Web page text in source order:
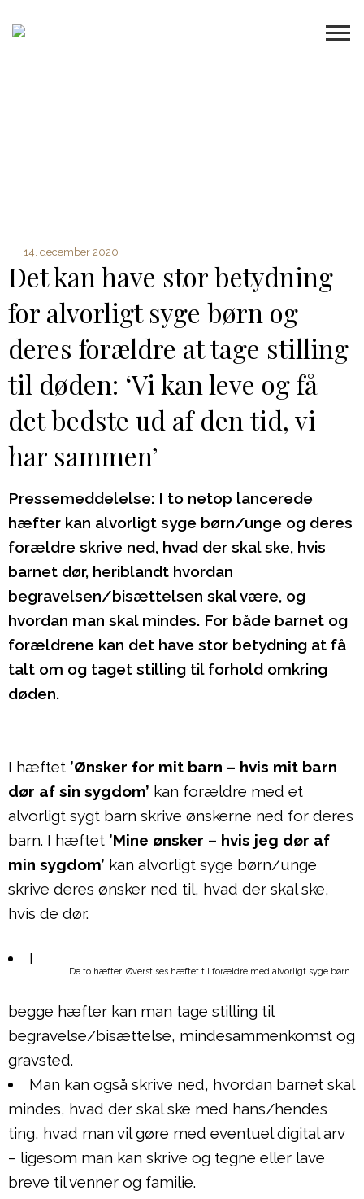
14. december 2020
Det kan have stor betydning
for alvorligt syge børn og
deres forældre at tage stilling
til døden: ‘Vi kan leve og få
det bedste ud af den tid, vi
har sammen’
Pressemeddelelse: I to netop lancerede
hæfter kan alvorligt syge børn/unge og deres
forældre skrive ned, hvad der skal ske, hvis
barnet dør, heriblandt hvordan
begravelsen/bisættelsen skal være, og
hvordan man skal mindes. For både barnet og
forældrene kan det have stor betydning at få
talt om og taget stilling til forhold omkring
døden.
I hæftet ’Ønsker for mit barn – hvis mit barn
dør af sin sygdom’ kan forældre med et
alvorligt sygt barn skrive ønskerne ned for deres
barn. I hæftet ’Mine ønsker – hvis jeg dør af
min sygdom’ kan alvorligt syge børn/unge
skrive deres ønsker ned til, hvad der skal ske,
hvis de dør.
De to hæfter. Øverst ses hæftet til forældre med alvorligt syge børn.
I
begge hæfter kan man tage stilling til
begravelse/bisættelse, mindesammenkomst og
gravsted.
Man kan også skrive ned, hvordan barnet skal
mindes, hvad der skal ske med hans/hendes
ting, hvad man vil gøre med eventuel digital arv
– ligesom man kan skrive og tegne eller lave
breve til venner og familie.